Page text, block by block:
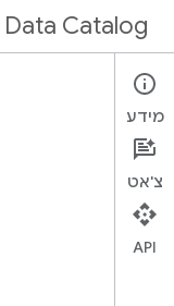
Data Catalog
מידע
צ'אט
API